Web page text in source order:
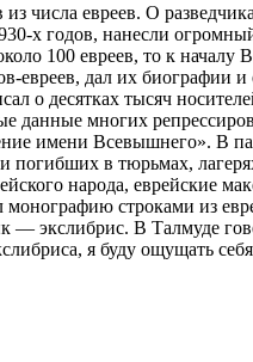
числа евреев. О
х годов, нанесли
100 евреев, то к
евреев, дал их биографии
о десятках тысяч
многих
имени Всевышнего». В
в тюрьмах,
народа, еврейские
строками из
— экслибрис. В Талмуде
я буду ощущать